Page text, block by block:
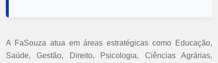
A FaSouza atua em áreas estratégicas como Educação,
Saúde, Gestão, Direito, Psicologia, Ciências Agrárias,